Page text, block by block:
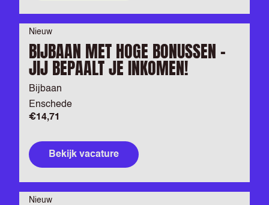
Nieuw
BIJBAAN MET HOGE BONUSSEN –
JIJ BEPAALT JE INKOMEN!
Bijbaan
Enschede
€14,71
Bekijk vacature
Nieuw